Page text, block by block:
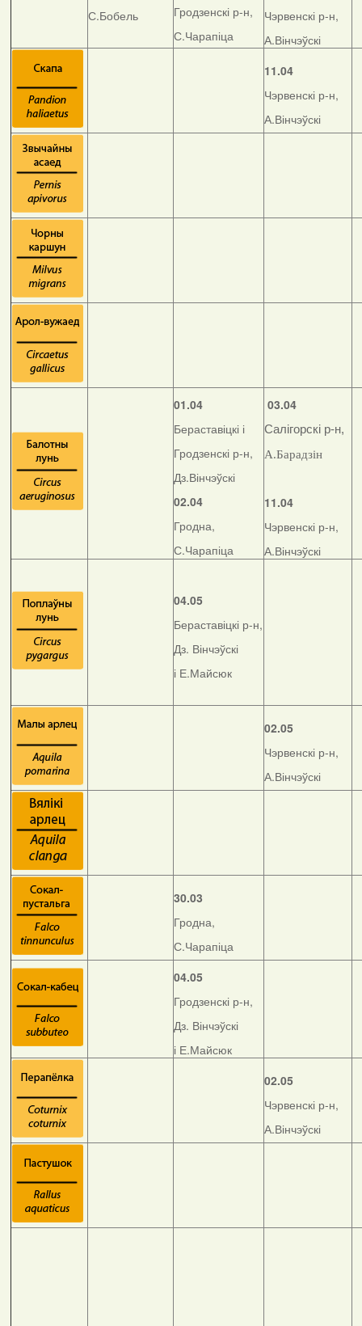
С.Бобель
Гродзенскі р-н,
С.Чарапіца
Чэрвенскі р-н,
А.Вінчэўскі
11.04
Чэрвенскі р-н,
А.Вінчэўскі
01.04
Бераставіцкі і
Гродзенскі р-н,
Дз.Вінчэўскі
02.04
Гродна,
С.Чарапіца
03.04
Салігорскі р-н,
А.Барадзін
11.04
Чэрвенскі р-н,
А.Вінчэўскі
04.05
Бераставіцкі р-н,
Дз. Вінчэўскі
і Е.Майсюк
02.05
Чэрвенскі р-н,
А.Вінчэўскі
30.03
Гродна,
С.Чарапіца
04.05
Гродзенскі р-н,
Дз. Вінчэўскі
і Е.Майсюк
02.05
Чэрвенскі р-н,
А.Вінчэўскі